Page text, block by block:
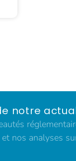
notre
nos analyses